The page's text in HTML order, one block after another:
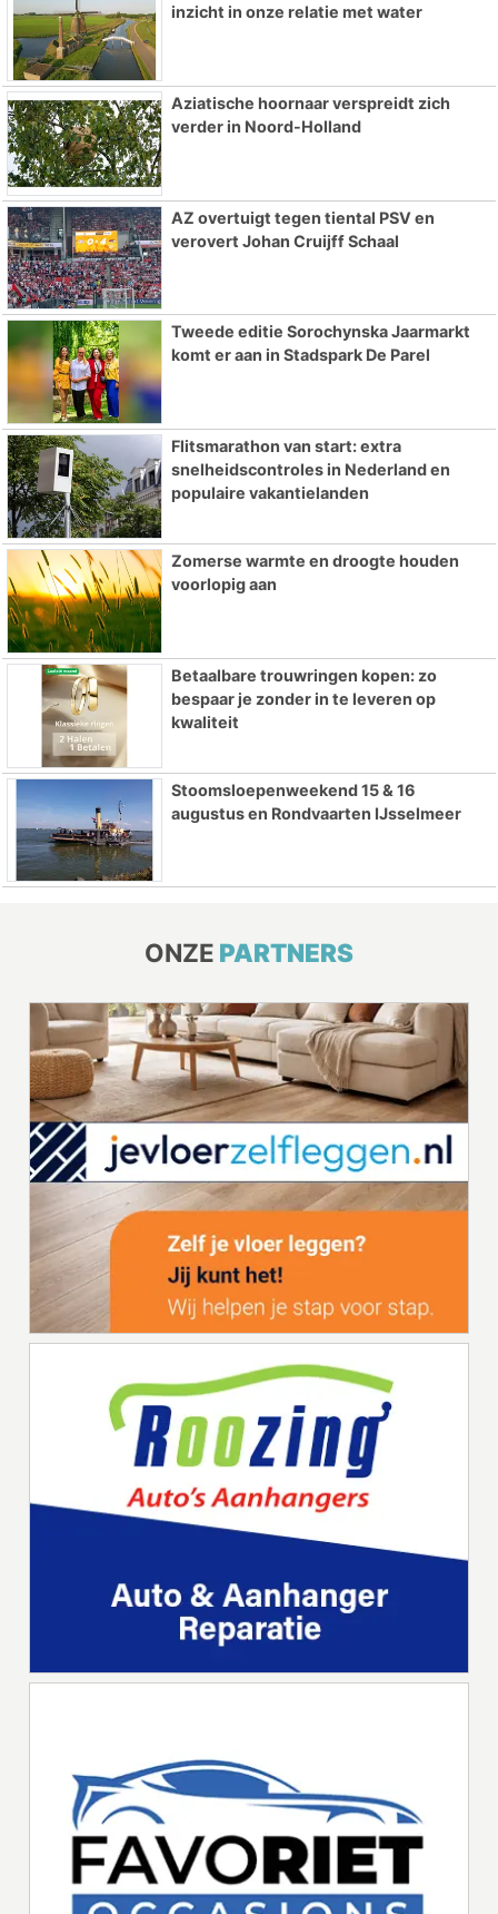
inzicht in onze relatie met water
Aziatische hoornaar verspreidt zich
verder in Noord-Holland
AZ overtuigt tegen tiental PSV en
verovert Johan Cruijff Schaal
Tweede editie Sorochynska Jaarmarkt
komt er aan in Stadspark De Parel
Flitsmarathon van start: extra
snelheidscontroles in Nederland en
populaire vakantielanden
Zomerse warmte en droogte houden
voorlopig aan
Betaalbare trouwringen kopen: zo
bespaar je zonder in te leveren op
kwaliteit
Stoomsloepenweekend 15 & 16
augustus en Rondvaarten IJsselmeer
ONZE PARTNERS